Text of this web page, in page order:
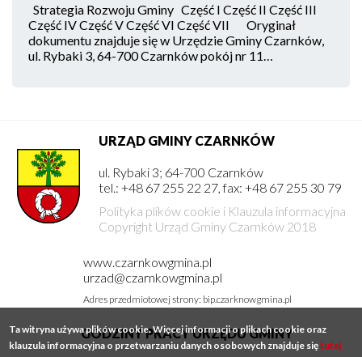
Strategia Rozwoju Gminy Część I Część II Część III
Część IV Część V Część VI Część VII Oryginał
dokumentu znajduje się w Urzędzie Gminy Czarnków,
ul. Rybaki 3, 64-700 Czarnków pokój nr 11…
URZĄD GMINY CZARNKÓW
ul. Rybaki 3; 64-700 Czarnków
tel.: +48 67 255 22 27, fax: +48 67 255 30 79
Polityka plików cookie i Klauzula informacyjna
Copyright Urząd Gminy Czarnków 2018
www.czarnkowgmina.pl
urzad@czarnkowgmina.pl
Adres przedmiotowej strony: bip.czarknowgmina.pl
GODZINY PRACY URZĘDU GMINY
Ta witryna używa plików cookie. Więcej informacji o plikach cookie oraz
klauzula informacyjna o przetwarzaniu danych osobowych znajduje siętutaj